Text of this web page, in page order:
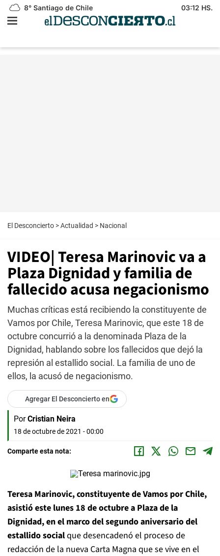
8° Santiago de Chile 03:12 HS.
El Desconcierto >Actualidad > Nacional
VIDEO| Teresa Marinovic va a
Plaza Dignidad y familia de
fallecido acusa negacionismo
Muchas críticas está recibiendo la constituyente de
Vamos por Chile, Teresa Marinovic, que este 18 de
octubre concurrió a la denominada Plaza de la
Dignidad, hablando sobre los fallecidos que dejó la
represión al estallido social. La familia de uno de
ellos, la acusó de negacionismo.
Agregar El Desconcierto en
Por Cristian Neira
18 de octubre de 2021 - 00:00
Comparte esta nota:
Teresa Marinovic, constituyente de Vamos por Chile,
asistió este lunes 18 de octubre a Plaza de la
Dignidad, en el marco del segundo aniversario del
estallido socialque desencadenó el proceso de
redacción de la nueva Carta Magna que se vive en el